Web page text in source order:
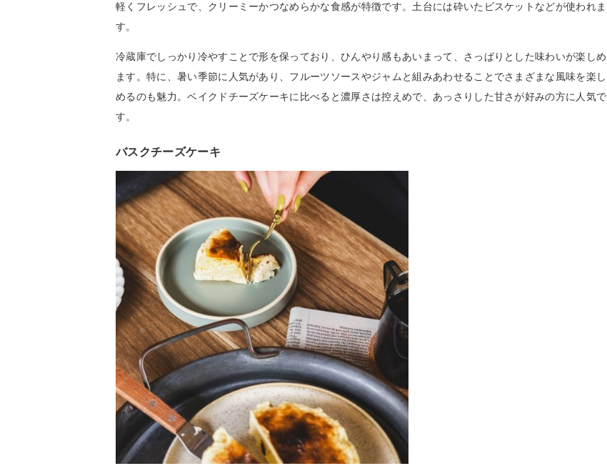
軽くフレッシュで、クリーミーかつなめらかな食感が特徴です。土台には砕いたビスケットなどが使われま
す。
冷蔵庫でしっかり冷やすことで形を保っており、ひんやり感もあいまって、さっぱりとした味わいが楽しめ
ます。特に、暑い季節に人気があり、フルーツソースやジャムと組みあわせることでさまざまな風味を楽し
めるのも魅力。ベイクドチーズケーキに比べると濃厚さは控えめで、あっさりした甘さが好みの方に人気で
す。
バスクチーズケーキ